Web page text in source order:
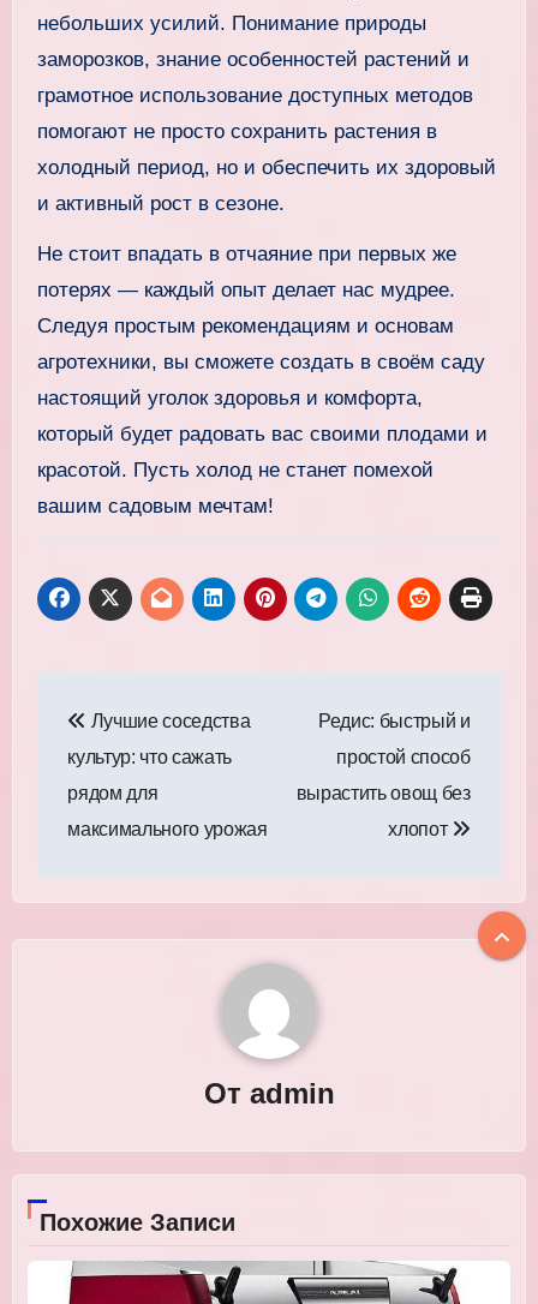
небольших усилий. Понимание природы
заморозков, знание особенностей растений и
грамотное использование доступных методов
помогают не просто сохранить растения в
холодный период, но и обеспечить их здоровый
и активный рост в сезоне.
Не стоит впадать в отчаяние при первых же
потерях — каждый опыт делает нас мудрее.
Следуя простым рекомендациям и основам
агротехники, вы сможете создать в своём саду
настоящий уголок здоровья и комфорта,
который будет радовать вас своими плодами и
красотой. Пусть холод не станет помехой
вашим садовым мечтам!
по
записям
Лучшие соседства
культур: что сажать
рядом для
максимального урожая
Редис: быстрый и
простой способ
вырастить овощ без
хлопот
От admin
Похожие Записи